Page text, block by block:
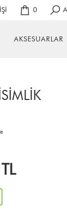
0
AKSESUARLAR
TL